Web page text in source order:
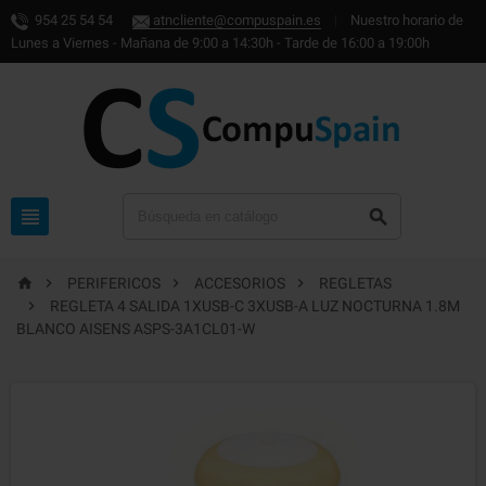
954 25 54 54 atncliente@compuspain.es
Nuestro horario de
Lunes a Viernes - Mañana de 9:00 a 14:30h - Tarde de 16:00 a 19:00h
 
  PERIFERICOS  ACCESORIOS 
REGLETAS

REGLETA 4 SALIDA 1XUSB-C 3XUSB-A LUZ NOCTURNA 1.8M
BLANCO AISENS ASPS-3A1CL01-W